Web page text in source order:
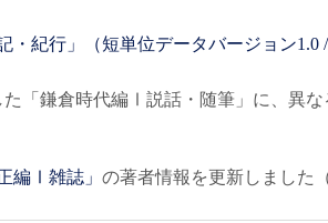
・紀行」（短単位データバージョン1.0
た「鎌倉時代編Ⅰ説話・随筆」に、異
編Ⅰ雑誌」 の著者情報を更新しました